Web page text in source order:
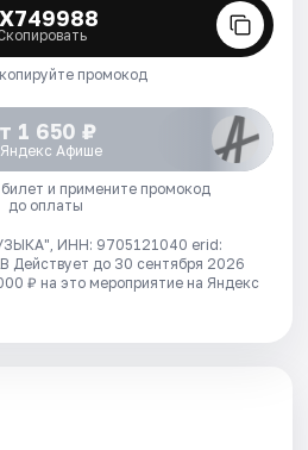
промокод
1 650 ₽
Афише
и примените промокод
до оплаты
ИНН: 9705121040 erid:
Действует до 30 сентября 2026
₽ на это мероприятие на Яндекс